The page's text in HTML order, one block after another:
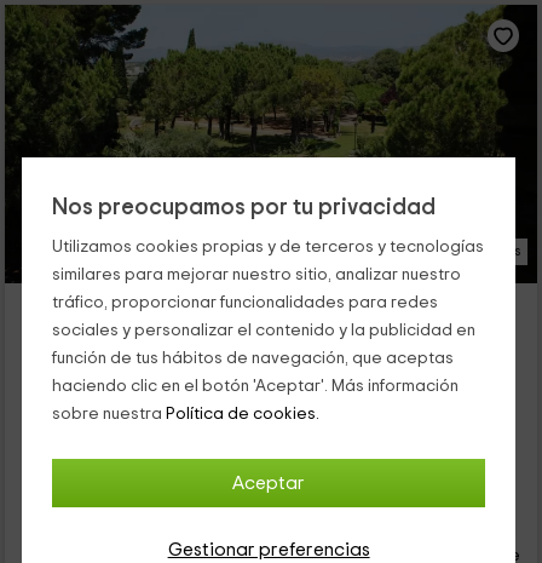
Nos preocupamos por tu privacidad
Utilizamos cookies propias y de terceros y tecnologías
similares para mejorar nuestro sitio, analizar nuestro
tráfico, proporcionar funcionalidades para redes
sociales y personalizar el contenido y la publicidad en
función de tus hábitos de navegación, que aceptas
haciendo clic en el botón 'Aceptar'. Más información
sobre nuestra Política de cookies.
Aceptar
Gestionar preferencias
19 Fotos
Castell Resort- Cal Marquès
Alojamiento ubicado a 4.4km de Coma ruga
Santa Oliva, Tarragona
0 opiniones
Reservado 1 veces
18 personas
9 baños
Cancelación 30 días antes
49
persona y noche